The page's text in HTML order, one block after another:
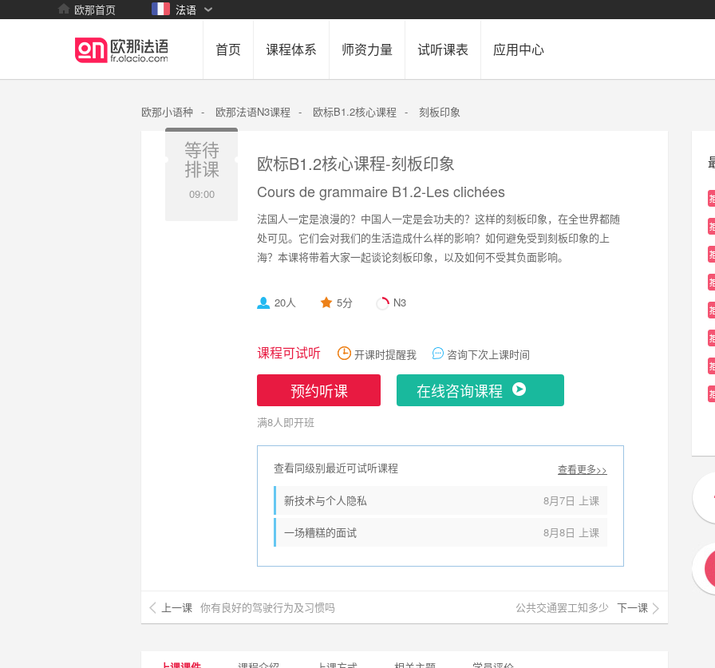
欧那首页 法语
首页 课程体系 师资力量 试听课表 应用中心
欧那小语种 - 欧那法语N3课程 - 欧标B1.2核心课程 - 刻板印象
等待
排课
09:00
欧标B1.2核心课程-刻板印象
Cours de grammaire B1.2-Les clichées
法国人一定是浪漫的？中国人一定是会功夫的？这样的刻板印象，在全世界都随
处可见。它们会对我们的生活造成什么样的影响？如何避免受到刻板印象的上
海？本课将带着大家一起谈论刻板印象，以及如何不受其负面影响。
20人 5分 N3
课程可试听 开课时提醒我 咨询下次上课时间
预约听课 在线咨询课程
满8人即开班
查看同级别最近可试听课程 查看更多>>
新技术与个人隐私 8月7日 上课
一场糟糕的面试 8月8日 上课
上一课 你有良好的驾驶行为及习惯吗 公共交通罢工知多少 下一课